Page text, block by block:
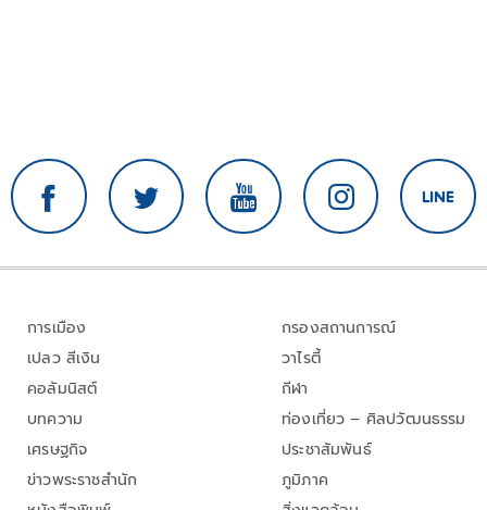
การเมือง
เปลว สีเงิน
คอลัมนิสต์
บทความ
เศรษฐกิจ
ข่าวพระราชสำนัก
กรองสถานการณ์
วาไรตี้
กีฬา
ท่องเที่ยว – ศิลปวัฒนธรรม
ประชาสัมพันธ์
ภูมิภาค